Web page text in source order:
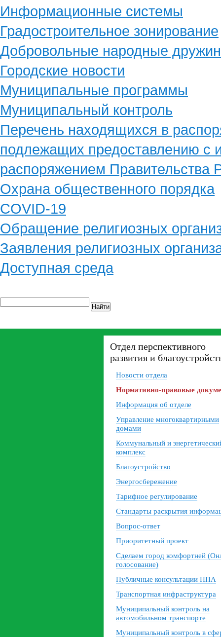
Информационные системы
Градостроительное зонирование
Добровольные народные
Городские новости
Муниципальные программы
Муниципальный контроль
Перечень находящихся в
подлежащих предоставлению с
распоряжением
Охрана общественного порядка
COVID-19
Обращение религиозных
Заявления религиозных
Доступная среда
Найти
Отдел перспективного
развития и
Новости отдела
Нормативно-правовые
Информация об отделе
Управление многоквартирными
домами
Коммунальный и
комплекс
Благоустройство
Энергосбережение
Тарифное регулирование
Стандарты раскрытия
Вопрос-ответ
Приоритетный проект
Сделаем город комфортней
голосование)
Публичные консультации НПА
Транспортная инфраструктура
Муниципальный контроль на
автомобильном транспорте
Муниципальный контроль в